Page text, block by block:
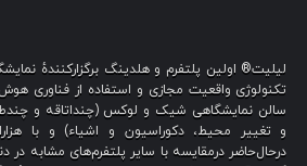
لیلیت® اولین پلتفرم و هلدینگ برگزارکنندهٔ
تکنولوژی واقعیت مجازی و استفاده از فناوری
سالن نمایشگاهی شیک و لوکس (چنداتاقه و
و تغییر محیط، دکوراسیون و اشیاء) و با
درحال‌حاضر درمقایسه با سایر پلتفرم‌های مشابه در